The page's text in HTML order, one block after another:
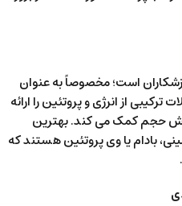
است؛ مخصوصاً به عنوان
از انرژی و پروتئین را ارائه
حجم کمک می کند. بهترین
بادام یا وی پروتئین هستند که